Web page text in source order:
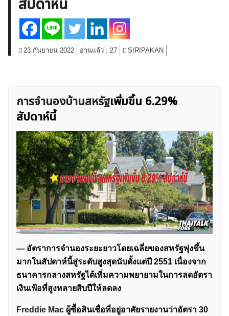
บทวิเคราะห์
เศรษฐกิจทั่วไป
สินค้าโภคภัณฑ์
โบรกเกอร์ FX
โปรโมชั่น Forex
กองทุน Forex
ฟรี EA
สัปดาห์นี้
23 กันยายน 2022 อ่านแล้ว : 27 SIRIPAKAN
การจำนองบ้านสหรัฐเพิ่มขึ้น 6.29%
สัปดาห์นี้
— อัตราการจำนองระยะยาวโดยเฉลี่ยของสหรัฐพุ่งขึ้น
มากในสัปดาห์นี้สู่ระดับสูงสุดนับตั้งแต่ปี 2551 เนื่องจาก
ธนาคารกลางสหรัฐได้เพิ่มความพยายามในการลดอัตรา
เงินเฟ้อที่สูงหลายสิบปีให้ลดลง
Freddie Mac ผู้ซื้อสินเชื่อที่อยู่อาศัยรายงานว่าอัตรา 30